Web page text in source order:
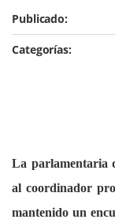
Publicado:
Categorías:
La parlamentaria
al coordinador
mantenido un